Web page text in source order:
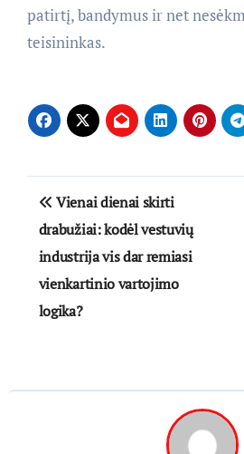
patirtį, bandymus ir net
teisininkas.
Navigacija
tarp
įrašų
Vienai dienai skirti
drabužiai: kodėl vestuvių
industrija vis dar remiasi
vienkartinio vartojimo
logika?